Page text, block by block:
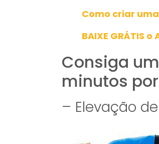
Como criar
BAIXE GRÁTIS
Consiga
minutos
– Elevação